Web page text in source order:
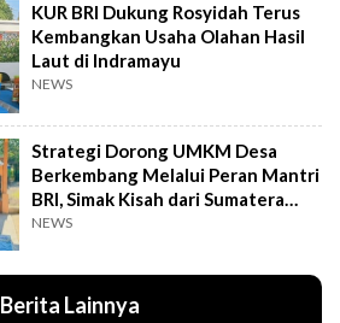
KUR BRI Dukung Rosyidah Terus
Kembangkan Usaha Olahan Hasil
Laut di Indramayu
NEWS
Strategi Dorong UMKM Desa
Berkembang Melalui Peran Mantri
BRI, Simak Kisah dari Sumatera
Utara Ini
NEWS
Berita Lainnya